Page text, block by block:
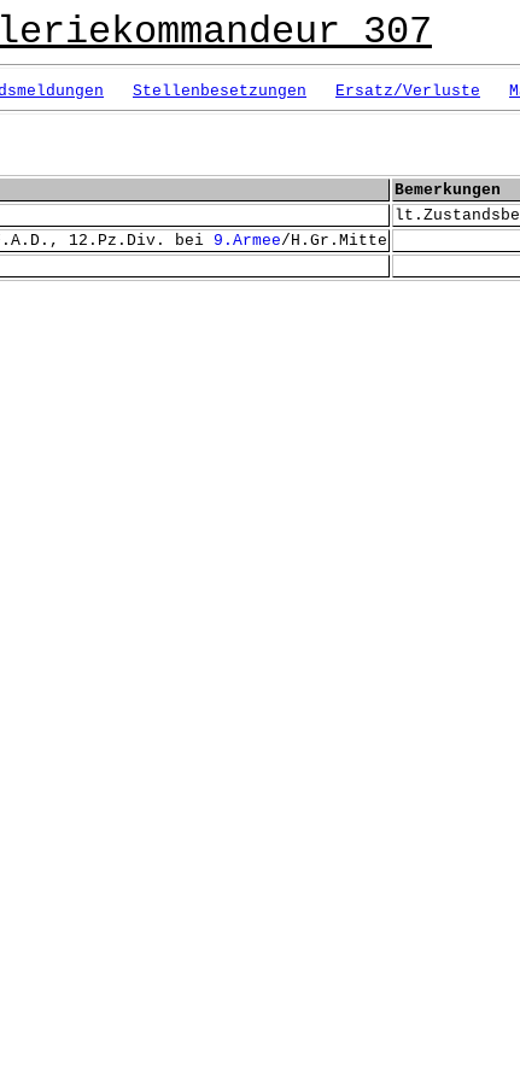
307
Stellenbesetzungen Ersatz/Verluste
Bemerkungen
12.Pz.Div. bei 9.Armee/H.Gr.Mitte